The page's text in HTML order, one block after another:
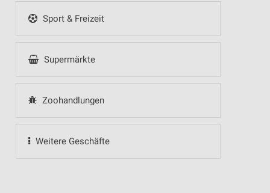
Sport & Freizeit
Supermärkte
Zoohandlungen
Weitere Geschäfte